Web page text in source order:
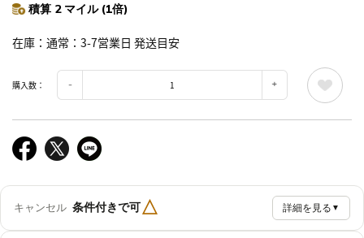
積算 2 マイル (1倍)
在庫 通常：3-7営業日 発送目安
購入数：
キャンセル 条件付きで可△ 詳細を見る ▼